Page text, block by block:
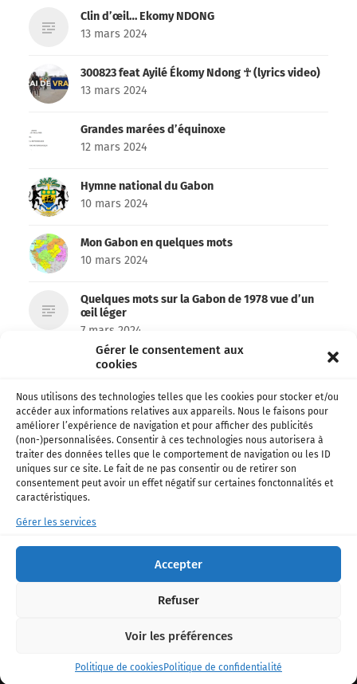
Gérer le consentement aux
cookies
Nous utilisons des technologies telles que les cookies pour stocker et/ou
accéder aux informations relatives aux appareils. Nous le faisons pour
améliorer l’expérience de navigation et pour afficher des publicités
(non-)personnalisées. Consentir à ces technologies nous autorisera à
traiter des données telles que le comportement de navigation ou les ID
uniques sur ce site. Le fait de ne pas consentir ou de retirer son
consentement peut avoir un effet négatif sur certaines fonctonnalités et
caractéristiques.
Gérer les services
Accepter
Refuser
Voir les préférences
Politique de cookies Politique de confidentialité
Clin d’œil… Ekomy NDONG
13 mars 2024
300823 feat Ayilé Ékomy Ndong ☥ (lyrics video)
13 mars 2024
Grandes marées d’équinoxe
12 mars 2024
Hymne national du Gabon
10 mars 2024
Mon Gabon en quelques mots
10 mars 2024
Quelques mots sur la Gabon de 1978 vue d’un
œil léger
7 mars 2024
Archives 1978 – Le Gabon des français
Emma’a et Don’zer bien partis pour remporter
le Kora !
26 février 2024
Football • Ligue 1 – Officiel: Shavy Babicka
s’engage avec Toulouse !
18 janvier 2024
16 décembre 2023